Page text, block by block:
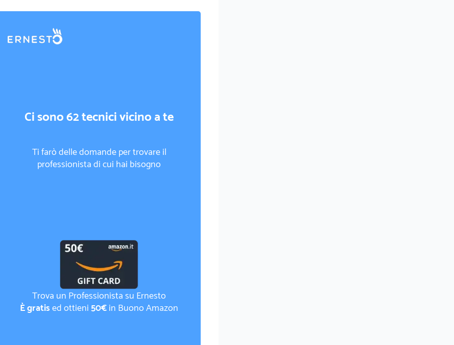
Ci sono 62 tecnici vicino a te
Ti farò delle domande per trovare il
professionista di cui hai bisogno
Trova un Professionista su Ernesto
È gratised ottieni50€in Buono Amazon